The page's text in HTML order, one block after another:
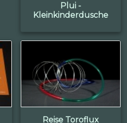
Plui -
Kleinkinderdusche
Reise Toroflux